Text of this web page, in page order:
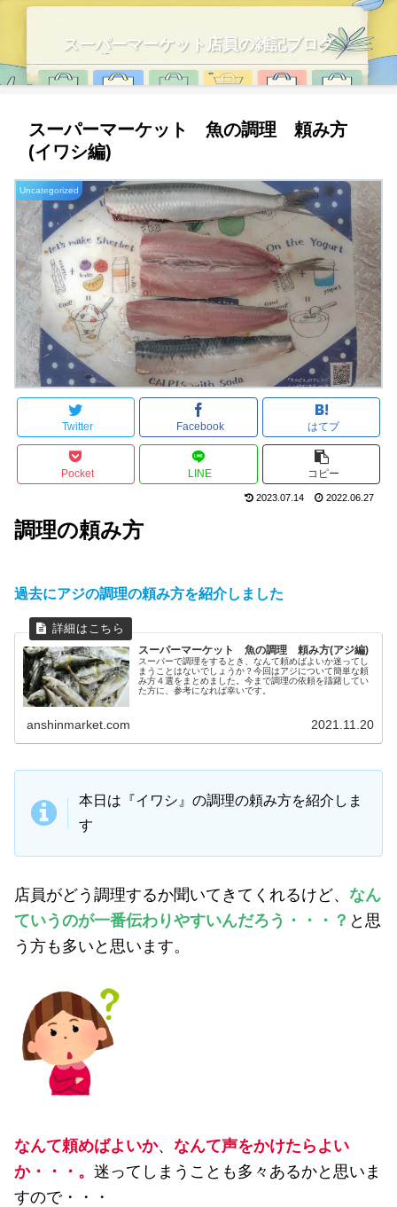
スーパーマーケット店員の雑記ブログ
スーパーマーケット 魚の調理 頼み方
(イワシ編)
Uncategorized
Twitter Facebook はてブ
Pocket LINE コピー
2023.07.14 2022.06.27
調理の頼み方
過去にアジの調理の頼み方を紹介しました
スーパーマーケット 魚の調理 頼み方(アジ編)
スーパーで調理をするとき、なんて頼めばよいか迷ってし
まうことはないでしょうか？今回はアジについて簡単な頼
み方４選をまとめました。今まで調理の依頼を躊躇してい
た方に、参考になれば幸いです。
anshinmarket.com 2021.11.20
本日は『イワシ』の調理の頼み方を紹介しま
す
店員がどう調理するか聞いてきてくれるけど、 なん
ていうのが一番伝わりやすいんだろう・・・？ と思
う方も多いと思います。
なんて頼めばよいか、 なんて声をかけたらよい
か・・・。 迷ってしまうことも多々あるかと思いま
すので・・・